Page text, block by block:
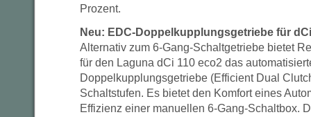
Prozent.
Neu: EDC-Doppelkupplungsgetriebe für
Alternativ zum 6-Gang-Schaltgetriebe bietet
für den Laguna dCi 110 eco2 das
Doppelkupplungsgetriebe (Efficient Dual
Schaltstufen. Es bietet den Komfort eines
Effizienz einer manuellen 6-Gang-Schaltbox.